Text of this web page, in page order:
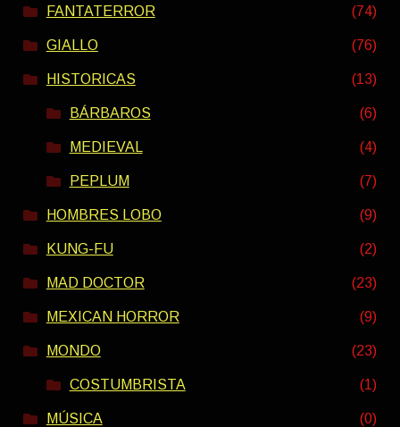
FANTATERROR (74)
GIALLO (76)
HISTORICAS (13)
BÁRBAROS (6)
MEDIEVAL (4)
PEPLUM (7)
HOMBRES LOBO (9)
KUNG-FU (2)
MAD DOCTOR (23)
MEXICAN HORROR (9)
MONDO (23)
COSTUMBRISTA (1)
MÚSICA (0)